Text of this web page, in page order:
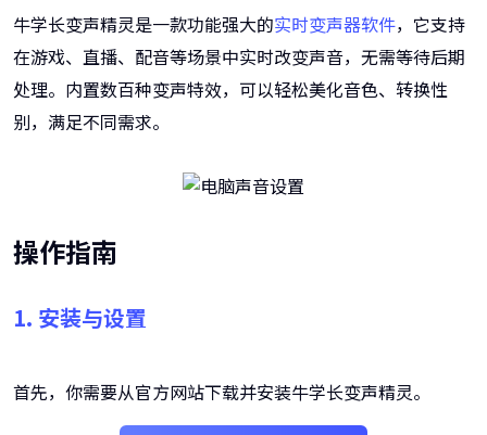
牛学长变声精灵是一款功能强大的实时变声器软件，它支持
在游戏、直播、配音等场景中实时改变声音，无需等待后期
处理。内置数百种变声特效，可以轻松美化音色、转换性
别，满足不同需求。
操作指南
1. 安装与设置
首先，你需要从官方网站下载并安装牛学长变声精灵。